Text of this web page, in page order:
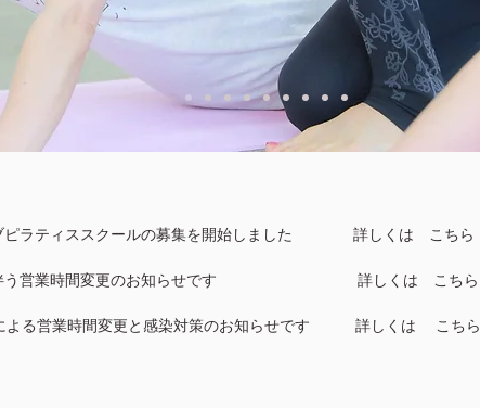
ティススクールの募集を開始しました 詳しくは こちら
う営業時間変更のお知らせです 詳しくは こちら
る営業時間変更と感染対策のお知らせです 詳しくは こちら